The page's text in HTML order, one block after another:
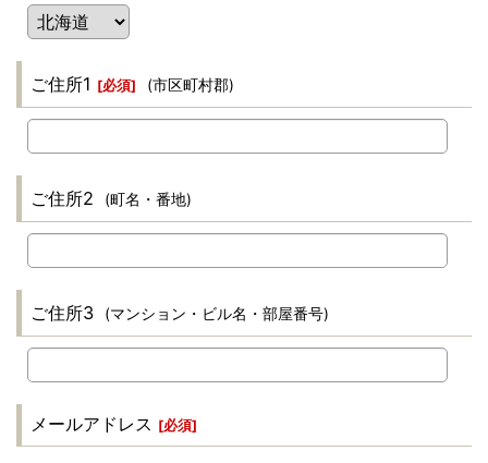
ご住所1 [必須] (市区町村郡)
ご住所2 (町名・番地)
ご住所3 (マンション・ビル名・部屋番号)
メールアドレス [必須]